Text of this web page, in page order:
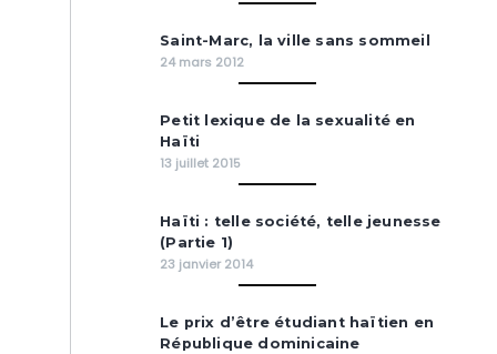
Saint-Marc, la ville sans sommeil
24 mars 2012
Petit lexique de la sexualité en
Haïti
13 juillet 2015
Haïti : telle société, telle jeunesse
(Partie 1)
23 janvier 2014
Le prix d’être étudiant haïtien en
République dominicaine